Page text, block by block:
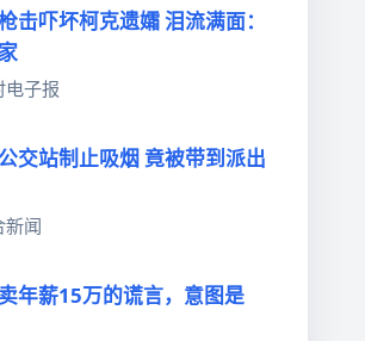
击吓坏柯克遗孀 泪流满面：
电子报
交站制止吸烟 竟被带到派出
新闻
年薪15万的谎言，意图是